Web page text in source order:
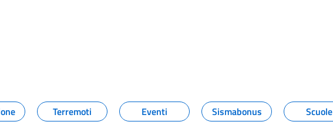
pagina NOTIZIE
Terremoti Eventi Sismabonus Scuole